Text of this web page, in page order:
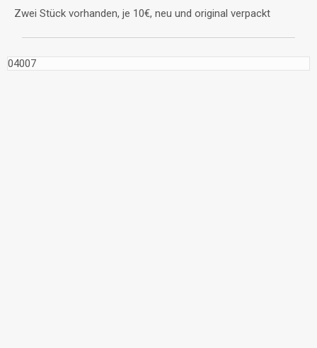
Zwei Stück vorhanden, je 10€, neu und original verpackt
04007